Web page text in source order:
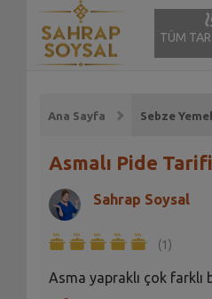
TÜM
Ana Sayfa Sebze
Asmalı Pide Tarifi
Sahrap Soysal
(1)
Asma yapraklı çok farklı